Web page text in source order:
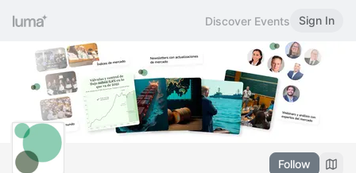
Discover Events Sign In
Follow